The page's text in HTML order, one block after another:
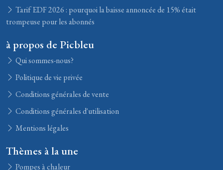
Tarif EDF 2026 : pourquoi la baisse annoncée de 15% était
trompeuse pour les abonnés
à propos de Picbleu
Qui sommes-nous?
Politique de vie privée
Conditions générales de vente
Conditions générales d'utilisation
Mentions légales
Thèmes à la une
Pompes à chaleur